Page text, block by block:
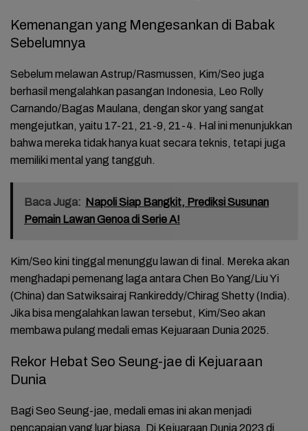
Kemenangan yang Mengesankan di Babak
Sebelumnya
Sebelum melawan Astrup/Rasmussen, Kim/Seo juga
berhasil mengalahkan pasangan Indonesia, Leo Rolly
Carnando/Bagas Maulana, dengan skor yang sangat
mengejutkan, yaitu 17-21, 21-9, 21-4. Hal ini menunjukkan
bahwa mereka tidak hanya kuat secara teknis, tetapi juga
memiliki mental yang tangguh.
Baca Juga: Napoli Siap Bangkit, Prediksi Susunan
Pemain Lawan Genoa di Serie A!
Kim/Seo kini tinggal menunggu lawan di final. Mereka akan
menghadapi pemenang laga antara Chen Bo Yang/Liu Yi
(China) dan Satwiksairaj Rankireddy/Chirag Shetty (India).
Jika bisa mengalahkan lawan tersebut, Kim/Seo akan
membawa pulang medali emas Kejuaraan Dunia 2025.
Rekor Hebat Seo Seung-jae di Kejuaraan
Dunia
Bagi Seo Seung-jae, medali emas ini akan menjadi
pencapaian yang luar biasa. Di Kejuaraan Dunia 2023 di